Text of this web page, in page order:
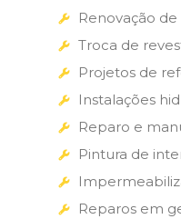
Renovação
Troca de
Projetos de
Instalações
Reparo e
Pintura de
Reparos em